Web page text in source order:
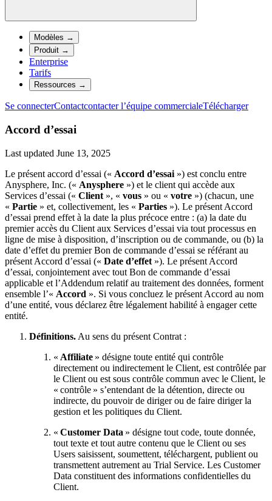
Modèles →
Produit →
Enterprise
Tarifs
Ressources →
Se connecterContactcontacter l’équipe commercialeTélécharger
Accord d’essai
Last updated June 13, 2025
Le présent accord d’essai (« Accord d’essai ») est conclu entre
Anysphere, Inc. (« Anysphere ») et le client qui accède aux
Services d’essai (« Client », « vous » ou « votre ») (chacun, une
« Partie » et, collectivement, les « Parties »). Le présent Accord
d’essai prend effet à la date la plus précoce entre : (a) la date du
premier accès du Client aux Services d’essai via tout processus en
ligne de mise à disposition, d’inscription ou de commande, ou (b) la
date d’effet du premier Bon de commande d’essai se référant au
présent Accord d’essai (« Date d’effet »). Le présent Accord
d’essai, conjointement avec tout Bon de commande d’essai
applicable et l’Addendum relatif au traitement des données, forment
ensemble l’« Accord ». Si vous concluez le présent Accord au nom
d’une entité, vous déclarez être légalement habilité à engager cette
entité.
Définitions. Au sens du présent Contrat :
« Affiliate » désigne toute entité qui contrôle
directement ou indirectement le Client, est contrôlée par
le Client ou est sous contrôle commun avec le Client, le
« contrôle » s’entendant de la détention, directe ou
indirecte, du pouvoir de diriger ou de faire diriger la
gestion et les politiques du Client.
« Customer Data » désigne tout code, toute donnée,
tout texte et tout autre contenu que le Client ou ses
Users saisissent, soumettent, téléchargent, publient ou
transmettent autrement au Trial Service. Les Customer
Data constituent des informations confidentielles du
Client.